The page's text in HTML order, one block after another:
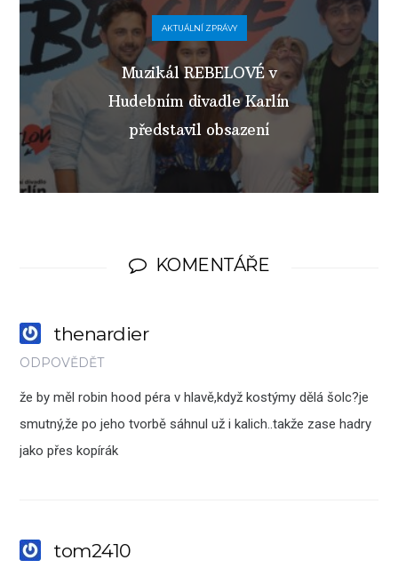
AKTUÁLNÍ ZPRÁVY
Muzikál REBELOVÉ v
Hudebním divadle Karlín
představil obsazení
KOMENTÁŘE
thenardier
ODPOVĚDĚT
že by měl robin hood péra v hlavě,když kostýmy dělá šolc?je
smutný,že po jeho tvorbě sáhnul už i kalich..takže zase hadry
jako přes kopírák
tom2410